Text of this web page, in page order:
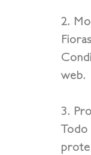
2.
web.
3.